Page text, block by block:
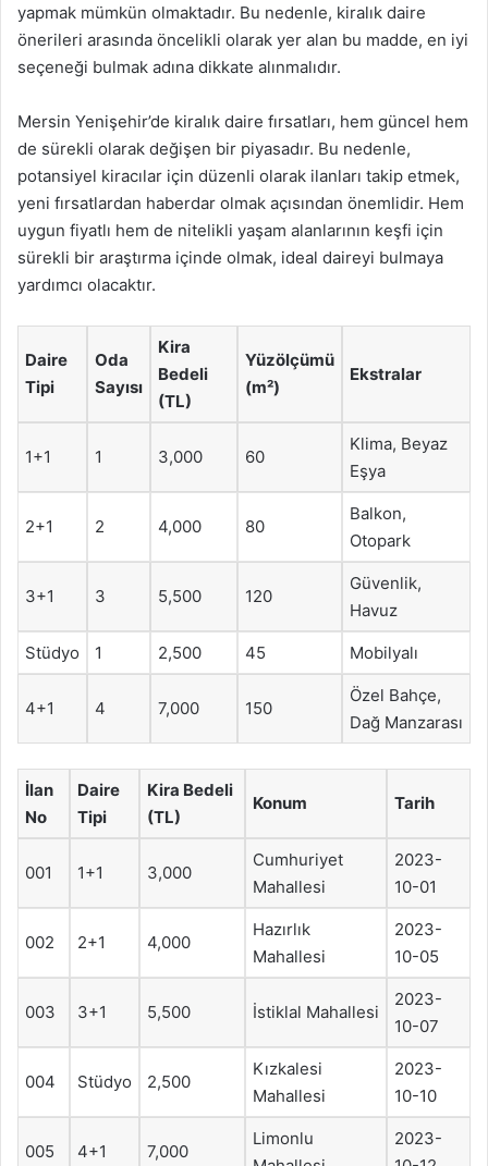
yapmak mümkün olmaktadır. Bu nedenle, kiralık daire
önerileri arasında öncelikli olarak yer alan bu madde, en iyi
seçeneği bulmak adına dikkate alınmalıdır.
Mersin Yenişehir’de kiralık daire fırsatları, hem güncel hem
de sürekli olarak değişen bir piyasadır. Bu nedenle,
potansiyel kiracılar için düzenli olarak ilanları takip etmek,
yeni fırsatlardan haberdar olmak açısından önemlidir. Hem
uygun fiyatlı hem de nitelikli yaşam alanlarının keşfi için
sürekli bir araştırma içinde olmak, ideal daireyi bulmaya
yardımcı olacaktır.
Daire
Tipi
Oda
Sayısı
Kira
Bedeli
(TL)
Yüzölçümü
(m²)
Ekstralar
1+1 1 3,000 60
Klima, Beyaz
Eşya
2+1 2 4,000 80
Balkon,
Otopark
3+1 3 5,500 120
Güvenlik,
Havuz
Stüdyo 1 2,500 45 Mobilyalı
4+1 4 7,000 150
Özel Bahçe,
Dağ Manzarası
İlan
No
Daire
Tipi
Kira Bedeli
(TL)
Konum Tarih
001 1+1 3,000
Cumhuriyet
Mahallesi
2023-
10-01
002 2+1 4,000
Hazırlık
Mahallesi
2023-
10-05
003 3+1 5,500 İstiklal Mahallesi
2023-
10-07
004 Stüdyo 2,500
Kızkalesi
Mahallesi
2023-
10-10
005 4+1 7,000
Limonlu
2023-